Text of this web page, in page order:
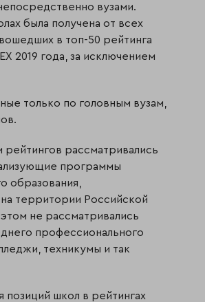
вузами.
была получена от всех
в топ-50 рейтинга
2019 года, за исключением
только по головным вузам,
рейтингов рассматривались
программы
образования,
территории Российской
не рассматривались
профессионального
техникумы и так
позиций школ в рейтингах